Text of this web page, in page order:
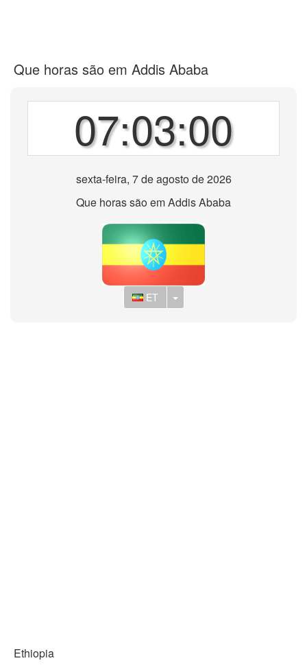
Que horas são em Addis Ababa
07:03:00
sexta-feira, 7 de agosto de 2026
Que horas são em Addis Ababa
ET Toggle Dropdown
Ethiopia